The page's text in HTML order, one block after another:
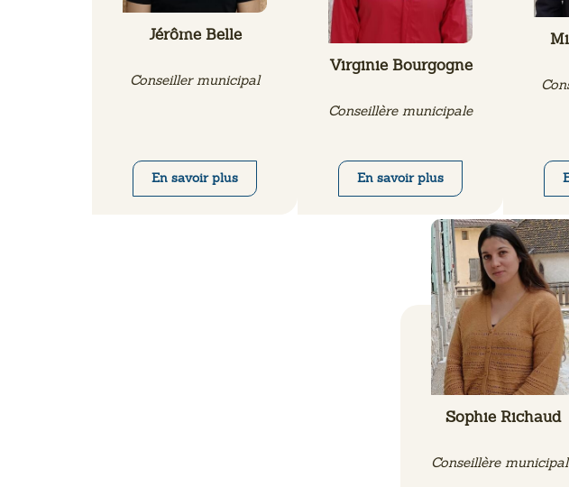
Jérôme Belle
Conseiller municipal
En savoir plus
Virginie Bourgogne
Conseillère municipale
En savoir plus
Sophie Richaud
Conseillère